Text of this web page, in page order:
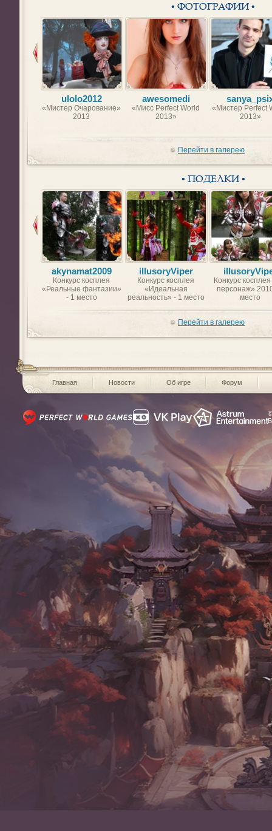
• ФОТОГРАФИИ •
ulolo2012
«Мистер Очарование»
2013
awesomedi
«Мисс Perfect World
2013»
«Мистер Perfect
2013»
Перейти в галерею
• ПОДЕЛКИ •
akynamat2009
Конкурс косплея
«Реальные фантазии»
- 1 место
illusoryViper
Конкурс косплея
«Идеальная
реальность» - 1 место
Конкурс
персонаж»
место
Перейти в галерею
Главная Новости Об игре Форум